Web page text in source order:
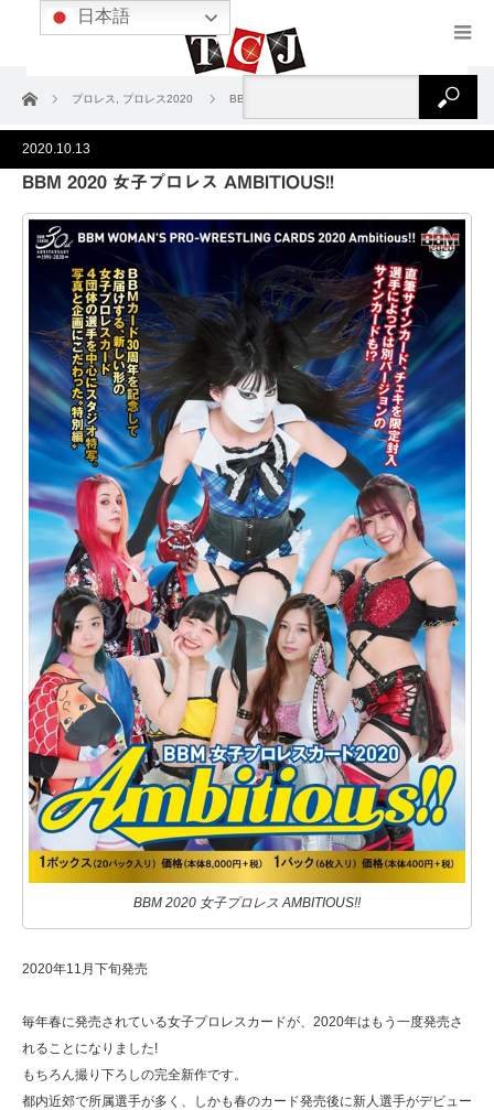
ホーム プロレス プロレス2020 BBM 2020 女子プロレス AMBITIOUS!!
2020.10.13
BBM 2020 女子プロレス AMBITIOUS!!
BBM 2020 女子プロレス AMBITIOUS!!
2020年11月下旬発売
毎年春に発売されている女子プロレスカードが、2020年はもう一度発売さ
れることになりました!
もちろん撮り下ろしの完全新作です。
都内近郊で所属選手が多く、しかも春のカード発売後に新人選手がデビュー
日本語